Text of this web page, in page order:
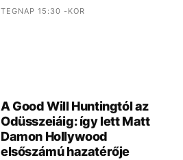
TEGNAP 15:30 -KOR
A Good Will Huntingtól az
Odüsszeiáig: így lett Matt
Damon Hollywood
elsőszámú hazatérője